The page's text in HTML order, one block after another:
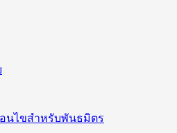
นไขสำหรับพันธมิตร